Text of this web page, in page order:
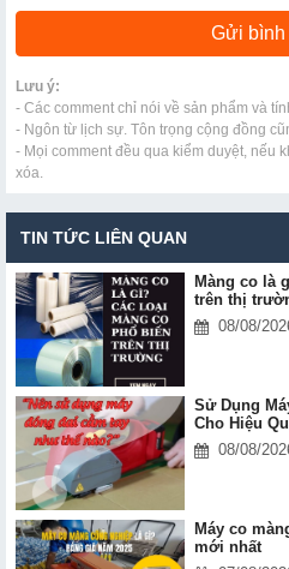
Lưu ý:
- Các comment chỉ nói về sản phẩm và
- Ngôn từ lịch sự. Tôn trọng cộng đồng
- Mọi comment đều qua kiểm duyệt, nếu
xóa.
TIN TỨC LIÊN QUAN
Màng co là
trên thị
08/08/
Sử Dụng
Cho Hiệu
08/08/
Máy co
mới nhất